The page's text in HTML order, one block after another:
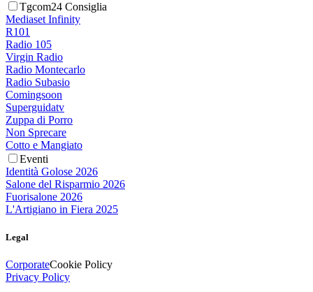
Tgcom24 Consiglia
Mediaset Infinity
R101
Radio 105
Virgin Radio
Radio Montecarlo
Radio Subasio
Comingsoon
Superguidatv
Zuppa di Porro
Non Sprecare
Cotto e Mangiato
Eventi
Identità Golose 2026
Salone del Risparmio 2026
Fuorisalone 2026
L'Artigiano in Fiera 2025
Legal
CorporateCookie Policy
Privacy Policy